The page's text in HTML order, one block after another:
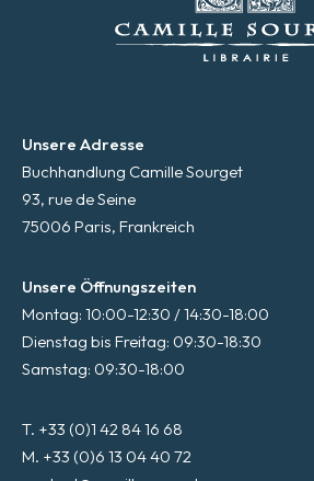
Unsere Adresse
Buchhandlung Camille Sourget
93, rue de Seine
75006 Paris, Frankreich
Unsere Öffnungszeiten
Montag: 10:00-12:30 / 14:30-18:00
Dienstag bis Freitag: 09:30-18:30
Samstag: 09:30-18:00
T. +33 (0)1 42 84 16 68
M. +33 (0)6 13 04 40 72